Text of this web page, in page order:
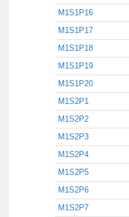
M1S1P16
M1S1P17
M1S1P18
M1S1P19
M1S1P20
M1S2P1
M1S2P2
M1S2P3
M1S2P4
M1S2P5
M1S2P6
M1S2P7